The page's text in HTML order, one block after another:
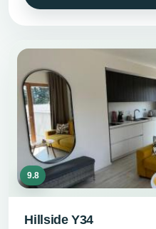
9.8
Hillside Y34